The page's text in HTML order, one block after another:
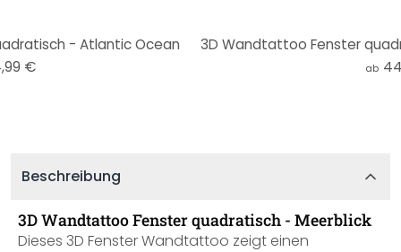
- Atlantic Ocean
€
ab
Beschreibung
3D Wandtattoo Fenster quadratisch - Meerblick
Dieses 3D Fenster Wandtattoo zeigt einen